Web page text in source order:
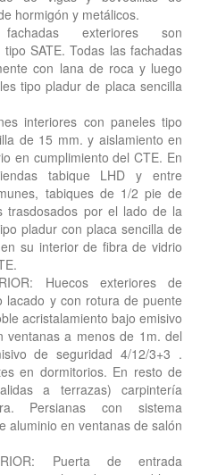
hormigón y metálicos.
exteriores son
SATE. Todas las fachadas
con lana de roca y luego
tipo pladur de placa sencilla
interiores con paneles tipo
de 15 mm. y aislamiento en
en cumplimiento del CTE. En
tabique LHD y entre
tabiques de 1/2 pie de
trasdosados por el lado de la
pladur con placa sencilla de
su interior de fibra de vidrio
Huecos exteriores de
lacado y con rotura de puente
acristalamiento bajo emisivo
ventanas a menos de 1m. del
de seguridad 4/12/3+3 .
en dormitorios. En resto de
a terrazas) carpintería
Persianas con sistema
aluminio en ventanas de salón
Puerta de entrada